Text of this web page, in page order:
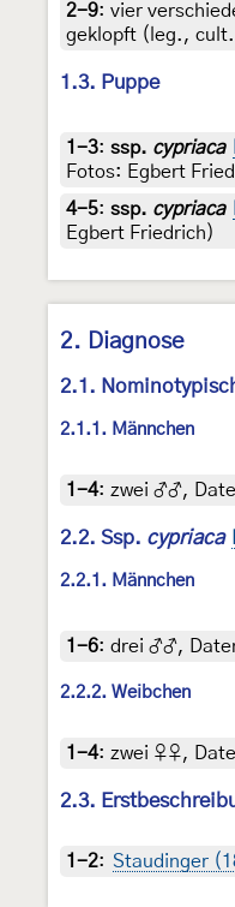
2-9: vier
geklopft (leg.,
1.3. Puppe
1-3: ssp. cypriaca
Fotos: Egbert
4-5: ssp. cypriaca
Egbert Friedrich)
2. Diagnose
2.1.
2.1.1. Männchen
1-4: zwei ♂♂,
2.2. Ssp. cypriaca
2.2.1. Männchen
1-6: drei ♂♂,
2.2.2. Weibchen
1-4: zwei ♀♀,
2.3.
1-2: Staudinger